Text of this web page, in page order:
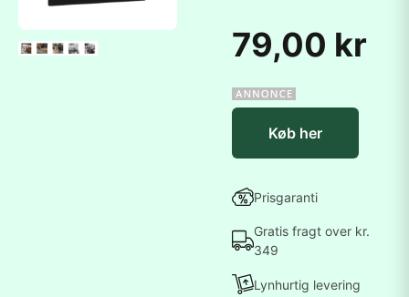
79,00 kr
Køb her
Prisgaranti
Gratis fragt over kr.
349
Lynhurtig levering